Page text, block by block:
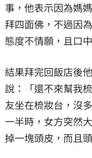
事，他表示因為媽
拜四面佛，不過因
態度不情願，且口
結果拜完回飯店後
說：「還不來幫我
友坐在梳妝台，沒
一半時，女方突然
掉一塊頭皮，而且